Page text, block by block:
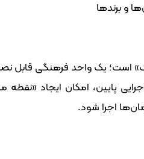
و برندها
یک واحد فرهنگی قابل نصب
پایین، امکان ایجاد
اجرا شود.